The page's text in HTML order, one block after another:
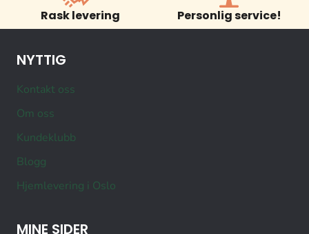
Rask levering Personlig service!
NYTTIG
Kontakt oss
Om oss
Kundeklubb
Blogg
Hjemlevering i Oslo
MINE SIDER